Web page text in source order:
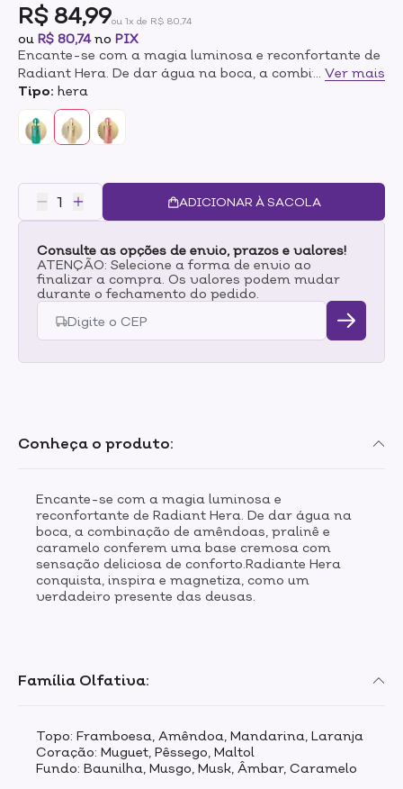
R$ 84,99ou 1x de R$ 80,74
ou R$ 80,74no PIX
Encante-se com a magia luminosa e reconfortante de
Radiant Hera. De dar água na boca, a combinação de
amêndoas, pralinê e caramelo conferem uma base
cremosa com sensação deliciosa de conforto.Radiante
Hera conquista, inspira e magnetiza, como um
verdadeiro presente das deusas.
Ver mais
Tipo: hera
ADICIONAR À SACOLA
Consulte as opções de envio, prazos e valores!
ATENÇÃO: Selecione a forma de envio ao
finalizar a compra. Os valores podem mudar
durante o fechamento do pedido.
Família Olfativa:
Topo: Framboesa, Amêndoa, Mandarina, Laranja
Coração: Muguet, Pêssego, Maltol
Fundo: Baunilha, Musgo, Musk, Âmbar, Caramelo
Conheça o produto:
Encante-se com a magia luminosa e
reconfortante de Radiant Hera. De dar água na
boca, a combinação de amêndoas, pralinê e
caramelo conferem uma base cremosa com
sensação deliciosa de conforto.Radiante Hera
conquista, inspira e magnetiza, como um
verdadeiro presente das deusas.